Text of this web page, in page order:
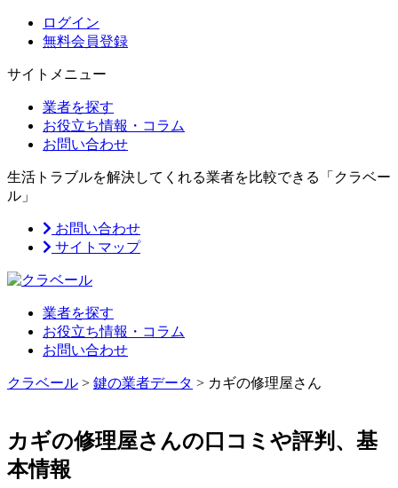
ログイン
無料会員登録
サイトメニュー
業者を探す
お役立ち情報・コラム
お問い合わせ
生活トラブルを解決してくれる業者を比較できる「クラベー
ル」
お問い合わせ
サイトマップ
業者を探す
お役立ち情報・コラム
お問い合わせ
クラベール > 鍵の業者データ > カギの修理屋さん
カギの修理屋さんの口コミや評判、基
本情報